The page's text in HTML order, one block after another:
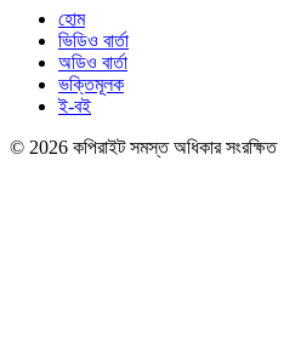
হোম
ভিডিও বার্তা
অডিও বার্তা
ভক্তিমূলক
ই-বই
© 2026 কপিরাইট সমস্ত অধিকার সংরক্ষিত